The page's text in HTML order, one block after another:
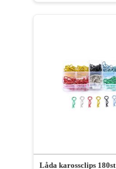
Låda karossclips 180st